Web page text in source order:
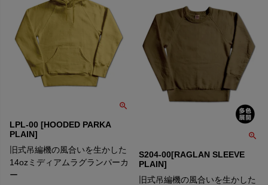
LPL-00 [HOODED PARKA
PLAIN]
旧式吊編機の風合いを生かした
14ozミディアムラグランパーカ
ー
S204-00[RAGLAN SLEEVE
PLAIN]
旧式吊編機の風合いを生かした